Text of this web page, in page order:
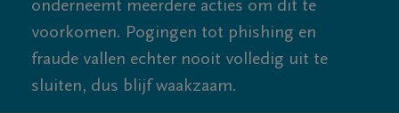
onderneemt meerdere acties om dit te
voorkomen. Pogingen tot phishing en
fraude vallen echter nooit volledig uit te
sluiten, dus blijf waakzaam.